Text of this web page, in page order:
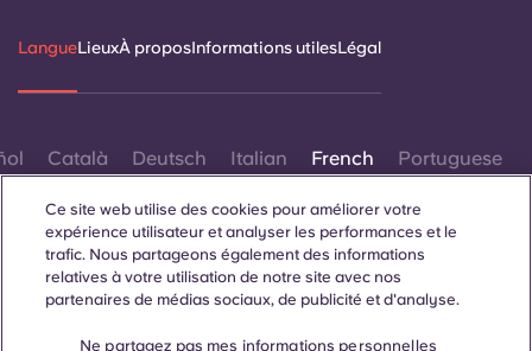
LangueLieuxÀ proposInformations utilesLégal
Català Deutsch Italian French Portuguese
Ce site web utilise des cookies pour améliorer votre
expérience utilisateur et analyser les performances et le
trafic. Nous partageons également des informations
relatives à votre utilisation de notre site avec nos
partenaires de médias sociaux, de publicité et d'analyse.
Ne partagez pas mes informations personnelles